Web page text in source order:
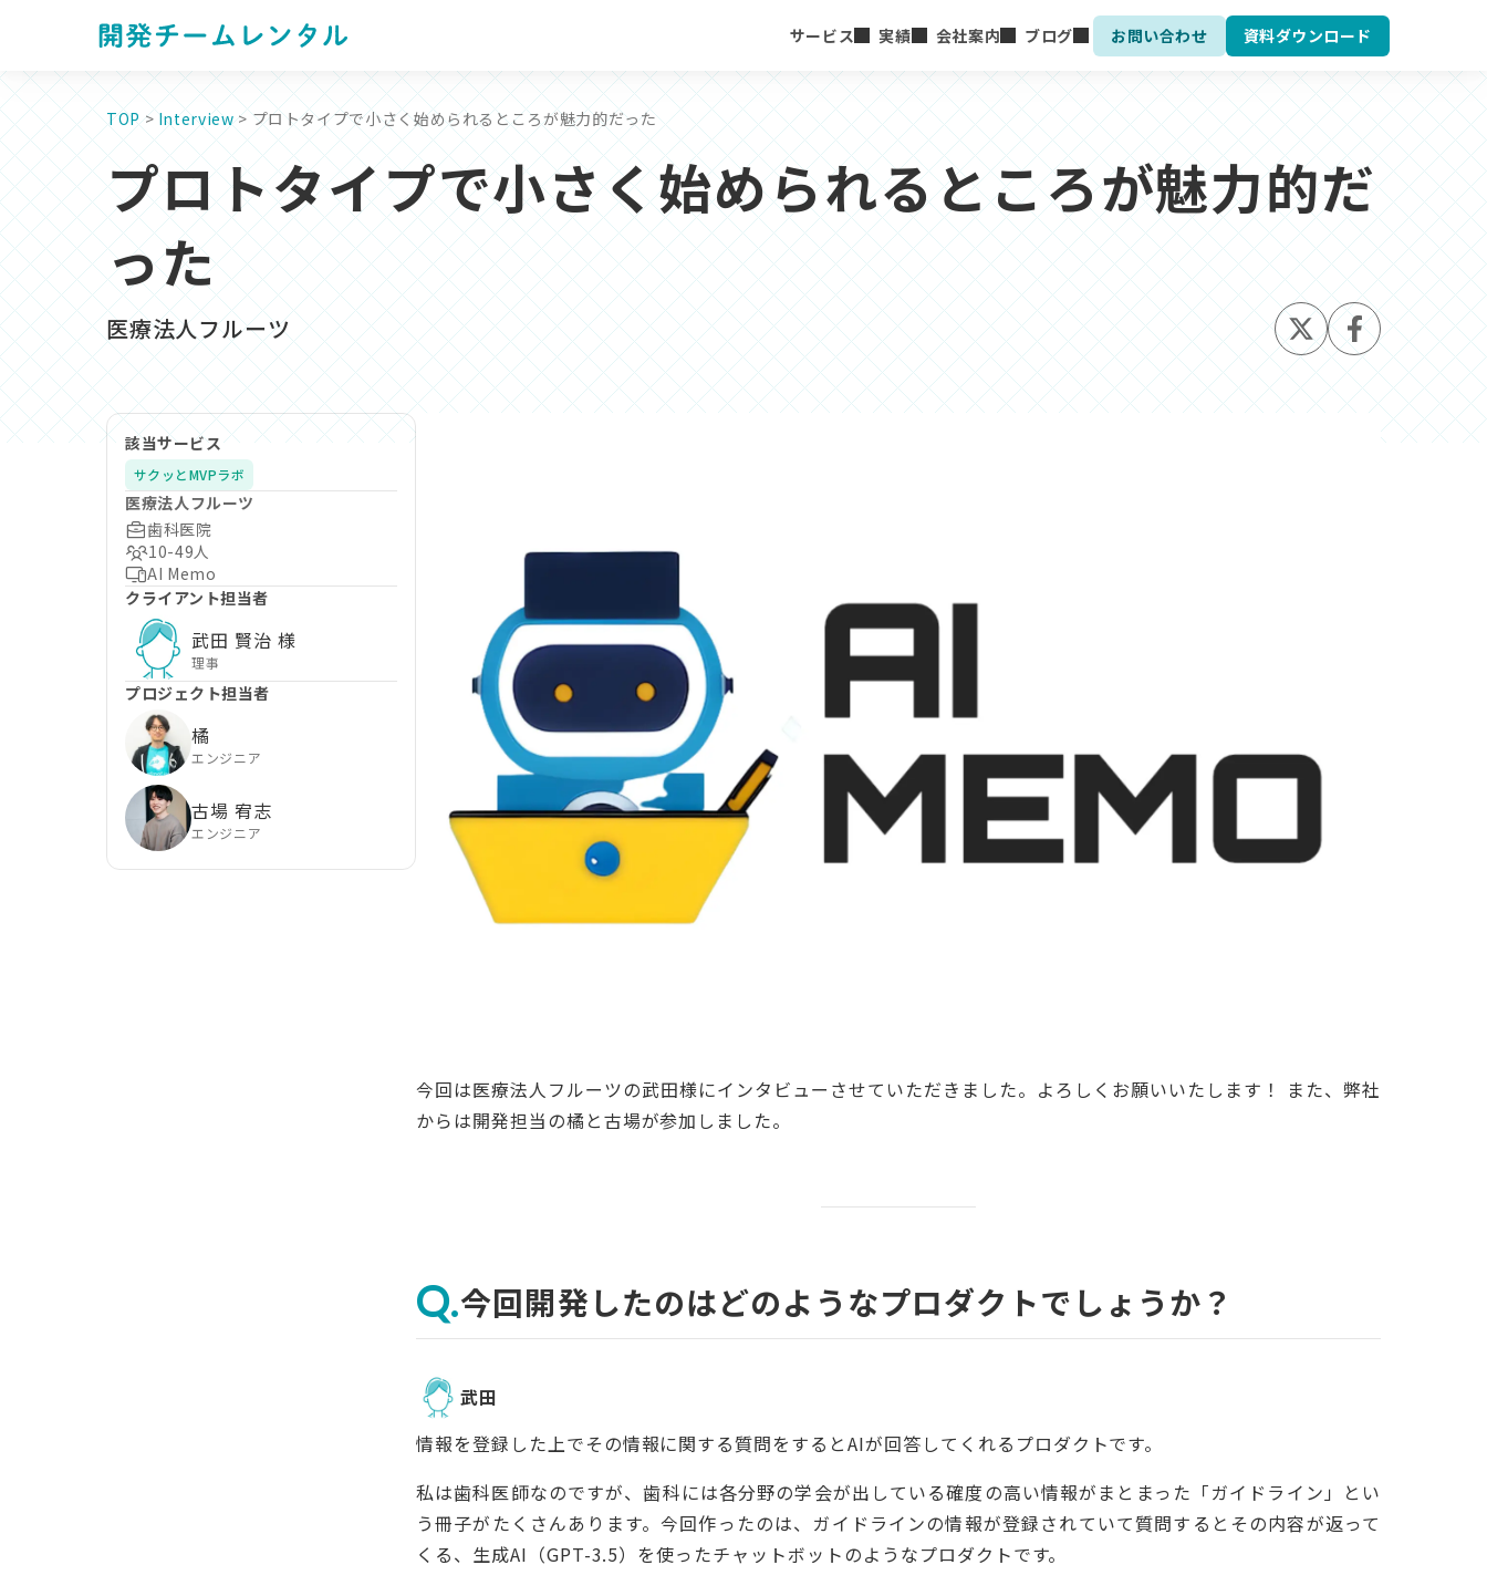
サービス 実績 会社案内 ブログ お問い合わせ 資料ダウンロード
TOP>Interview> プロトタイプで小さく始められるところが魅力的だった
プロトタイプで小さく始められるところが魅力的だ
った
医療法人フルーツ
該当サービス
サクッとMVPラボ
医療法人フルーツ
歯科医院
10-49人
AI Memo
クライアント担当者
武田 賢治 様
理事
プロジェクト担当者
橘
エンジニア
古場 宥志
エンジニア
今回は医療法人フルーツの武田様にインタビューさせていただきました。よろしくお願いいたします！ また、弊社
からは開発担当の橘と古場が参加しました。
今回開発したのはどのようなプロダクトでしょうか？
武田
情報を登録した上でその情報に関する質問をするとAIが回答してくれるプロダクトです。
私は歯科医師なのですが、歯科には各分野の学会が出している確度の高い情報がまとまった「ガイドライン」とい
う冊子がたくさんあります。今回作ったのは、ガイドラインの情報が登録されていて質問するとその内容が返って
くる、生成AI（GPT-3.5）を使ったチャットボットのようなプロダクトです。